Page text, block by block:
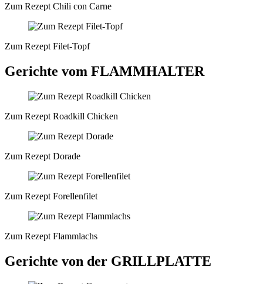
Zum Rezept Chili con Carne
Zum Rezept Filet-Topf
Gerichte vom FLAMMHALTER
Zum Rezept Roadkill Chicken
Zum Rezept Dorade
Zum Rezept Forellenfilet
Zum Rezept Flammlachs
Gerichte von der GRILLPLATTE